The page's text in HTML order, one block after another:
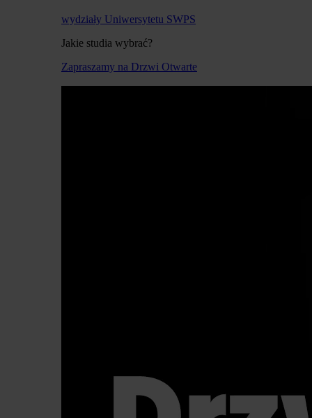
wydziały Uniwersytetu SWPS
Jakie studia wybrać?
Zapraszamy na Drzwi Otwarte